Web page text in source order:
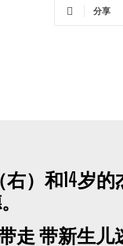
分享
走 带新生儿